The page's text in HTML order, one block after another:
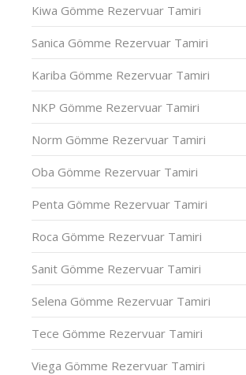
Kiwa Gömme Rezervuar Tamiri
Sanica Gömme Rezervuar Tamiri
Kariba Gömme Rezervuar Tamiri
NKP Gömme Rezervuar Tamiri
Norm Gömme Rezervuar Tamiri
Oba Gömme Rezervuar Tamiri
Penta Gömme Rezervuar Tamiri
Roca Gömme Rezervuar Tamiri
Sanit Gömme Rezervuar Tamiri
Selena Gömme Rezervuar Tamiri
Tece Gömme Rezervuar Tamiri
Viega Gömme Rezervuar Tamiri